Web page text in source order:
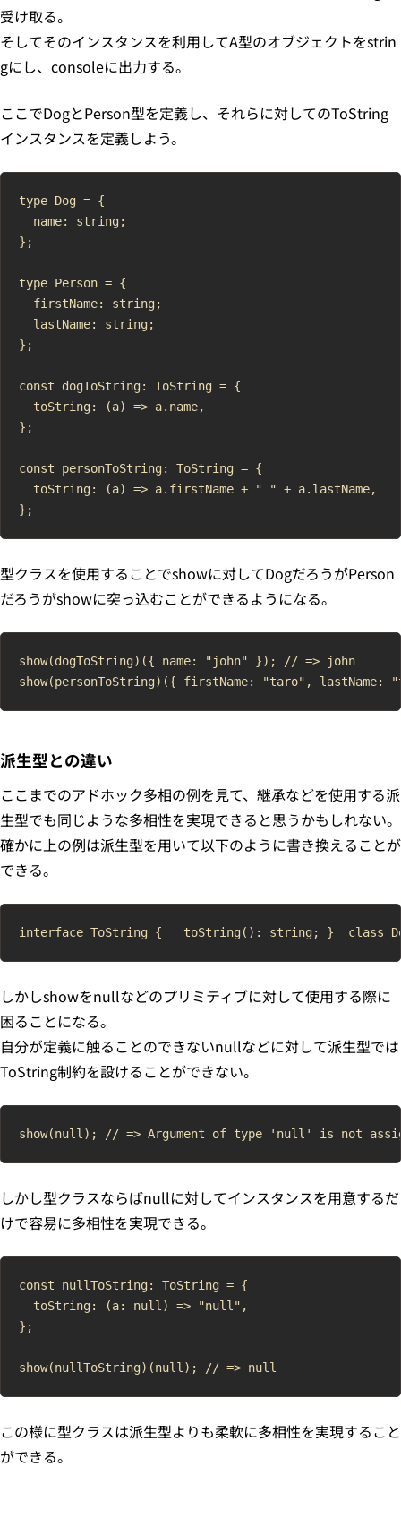
受け取る。
そしてそのインスタンスを利用してA型のオブジェクトをstrin
gにし、consoleに出力する。
ここでDogとPerson型を定義し、それらに対してのToString
インスタンスを定義しよう。
type Dog = {
  name: string;
};
type Person = {
  firstName: string;
  lastName: string;
};
const dogToString: ToString = {
  toString: (a) => a.name,
};
const personToString: ToString = {
  toString: (a) => a.firstName + " " + a.lastName,
型クラスを使用することでshowに対してDogだろうがPerson
だろうがshowに突っ込むことができるようになる。
show(dogToString)({ name: "john" }); // => john
派生型との違い
ここまでのアドホック多相の例を見て、継承などを使用する派
生型でも同じような多相性を実現できると思うかもしれない。
確かに上の例は派生型を用いて以下のように書き換えることが
できる。
しかしshowをnullなどのプリミティブに対して使用する際に
困ることになる。
自分が定義に触ることのできないnullなどに対して派生型では
ToString制約を設けることができない。
しかし型クラスならばnullに対してインスタンスを用意するだ
けで容易に多相性を実現できる。
const nullToString: ToString = {
  toString: (a: null) => "null",
};
この様に型クラスは派生型よりも柔軟に多相性を実現すること
ができる。